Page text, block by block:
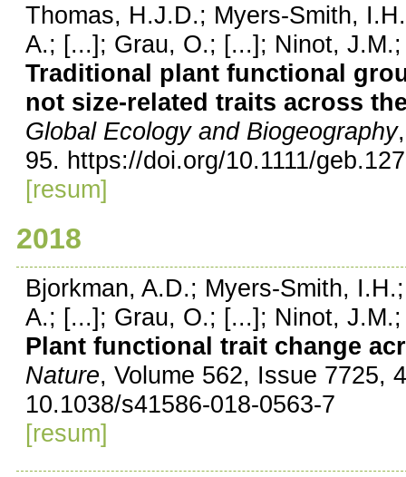
Thomas, H.J.D.; Myers-Smith,
A.; [...]; Grau, O.; [...]; Ninot,
Traditional plant functional
not size-related traits across
Global Ecology and Biogeography
95. https://doi.org/10.1111/
[resum]
2018
Bjorkman, A.D.; Myers-Smith,
A.; [...]; Grau, O.; [...]; Ninot,
Plant functional trait change
Nature, Volume 562, Issue 7725,
10.1038/s41586-018-0563-7
[resum]